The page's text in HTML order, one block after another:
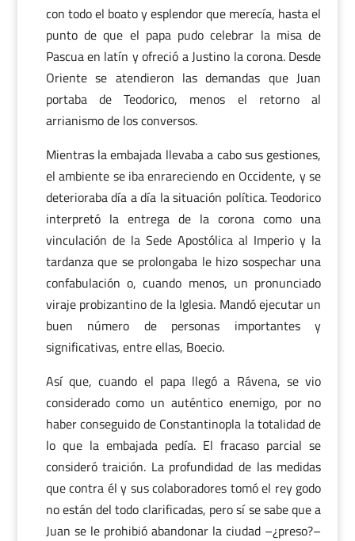
con todo el boato y esplendor que merecía, hasta el
punto de que el papa pudo celebrar la misa de
Pascua en latín y ofreció a Justino la corona. Desde
Oriente se atendieron las demandas que Juan
portaba de Teodorico, menos el retorno al
arrianismo de los conversos.
Mientras la embajada llevaba a cabo sus gestiones,
el ambiente se iba enrareciendo en Occidente, y se
deterioraba día a día la situación política. Teodorico
interpretó la entrega de la corona como una
vinculación de la Sede Apostólica al Imperio y la
tardanza que se prolongaba le hizo sospechar una
confabulación o, cuando menos, un pronunciado
viraje probizantino de la Iglesia. Mandó ejecutar un
buen número de personas importantes y
significativas, entre ellas, Boecio.
Así que, cuando el papa llegó a Rávena, se vio
considerado como un auténtico enemigo, por no
haber conseguido de Constantinopla la totalidad de
lo que la embajada pedía. El fracaso parcial se
consideró traición. La profundidad de las medidas
que contra él y sus colaboradores tomó el rey godo
no están del todo clarificadas, pero sí se sabe que a
Juan se le prohibió abandonar la ciudad –¿preso?–